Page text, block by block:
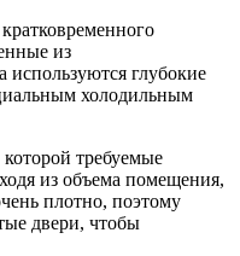
из
глубокие
холодильным
требуемые
из объема помещения,
плотно, поэтому
двери, чтобы